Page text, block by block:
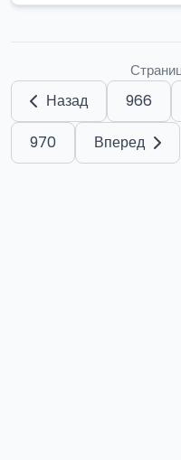
Назад 966
970
Вперед